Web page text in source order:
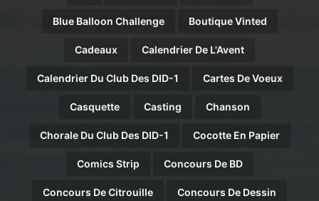
Blue Balloon Challenge Boutique Vinted
Cadeaux Calendrier De L'Avent
Calendrier Du Club Des DID-1 Cartes De Voeux
Casquette Casting Chanson
Chorale Du Club Des DID-1 Cocotte En Papier
Comics Strip Concours De BD
Concours De Citrouille Concours De Dessin